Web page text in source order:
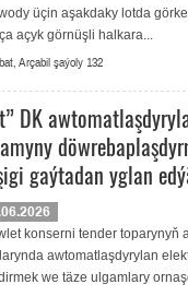
üçin aşakdaky lotda
açyk görnüşli halkara...
Arçabil şaýoly 132
DK
gaýtadan yglan
konserni tender toparynyň
awtomatlaşdyrylan
we täze ulgamlary